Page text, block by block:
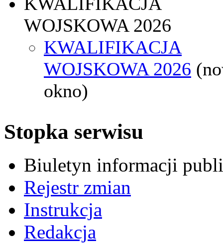
WOJSKOWA 2026
KWALIFIKACJA
WOJSKOWA 2026
okno)
Stopka serwisu
Biuletyn informacji
Rejestr zmian
Instrukcja
Redakcja